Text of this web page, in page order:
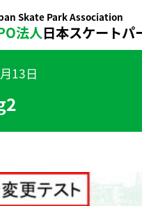
Skate Park Association
法人日本スケートパ
13日